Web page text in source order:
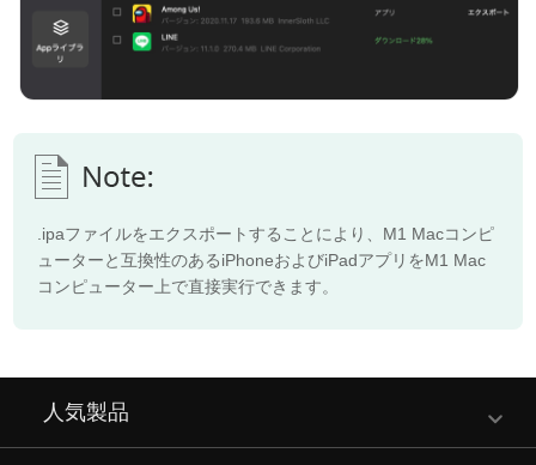
.ipaファイルをエクスポートすることにより、M1 Macコンピ
ューターと互換性のあるiPhoneおよびiPadアプリをM1 Mac
コンピューター上で直接実行できます。
人気製品